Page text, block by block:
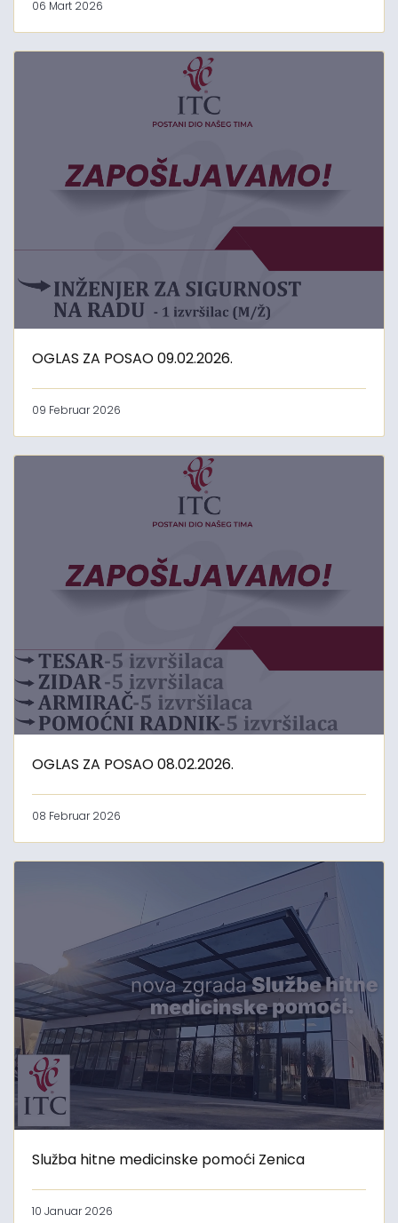
06 Mart 2026
OGLAS ZA POSAO 09.02.2026.
09 Februar 2026
OGLAS ZA POSAO 08.02.2026.
08 Februar 2026
Služba hitne medicinske pomoći Zenica
10 Januar 2026